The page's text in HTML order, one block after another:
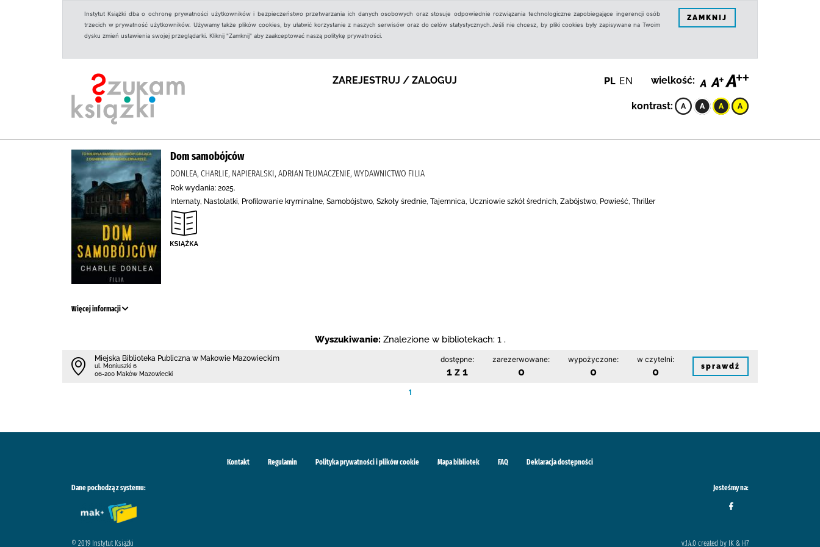
Instytut Książki dba o ochronę prywatności użytkowników i bezpieczeństwo przetwarzania ich danych osobowych oraz stosuje odpowiednie rozwiązania technologiczne zapobiegające ingerencji osób
trzecich w prywatność użytkowników. Używamy także plików cookies, by ułatwić korzystanie z naszych serwisów oraz do celów statystycznych.Jeśli nie chcesz, by pliki cookies były zapisywane na Twoim
dysku zmień ustawienia swojej przeglądarki. Kliknij "Zamknij" aby zaakceptować naszą politykę prywatności.
ZAMKNIJ
ZAREJESTRUJ / ZALOGUJ PL EN wielkość:
kontrast:
Dom samobójców
DONLEA, CHARLIE, NAPIERALSKI, ADRIAN TŁUMACZENIE, WYDAWNICTWO FILIA
Rok wydania: 2025.
Internaty, Nastolatki, Profilowanie kryminalne, Samobójstwo, Szkoły średnie, Tajemnica, Uczniowie szkół średnich, Zabójstwo, Powieść, Thriller
Więcej informacji
Wyszukiwanie: Znalezione w bibliotekach: 1 .
Miejska Biblioteka Publiczna w Makowie Mazowieckim
ul. Moniuszki 6
06-200 Maków Mazowiecki
dostępne:
1 z 1
zarezerwowane:
0
wypożyczone:
0
w czytelni:
0 sprawdź
1
Kontakt Regulamin Polityka prywatności i plików cookie Mapa bibliotek FAQ Deklaracja dostępności
Dane pochodzą z systemu: Jesteśmy na:
© 2019 Instytut Książki v.1.4.0 created by IK & H7